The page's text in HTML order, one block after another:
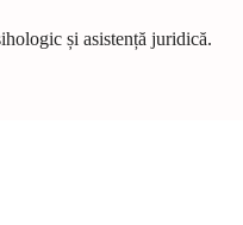
și asistență juridică.